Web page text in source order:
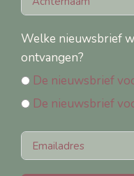
Welke nieuwsbrief
ontvangen?
De nieuwsbrief
De nieuwsbrief